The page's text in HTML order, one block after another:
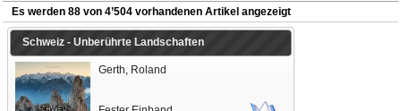
Es werden 88 von 4’504 vorhandenen Artikel angezeigt
Schweiz - Unberührte Landschaften
Gerth, Roland